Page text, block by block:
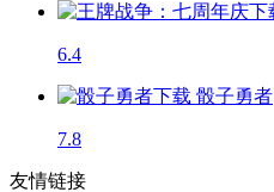
6.4
骰子勇者
7.8
友情链接